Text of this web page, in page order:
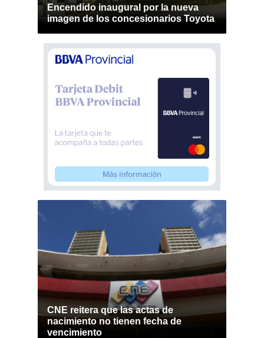
Encendido inaugural por la nueva
imagen de los concesionarios Toyota
CNE reitera que las actas de
nacimiento no tienen fecha de
vencimiento